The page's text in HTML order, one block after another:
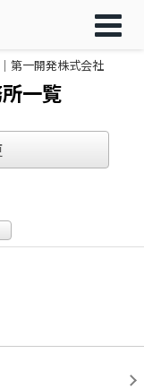
第一開発株式会社
一覧